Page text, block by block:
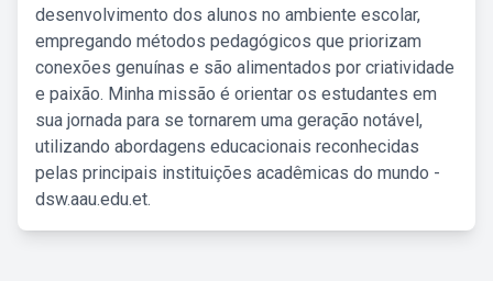
desenvolvimento dos alunos no ambiente escolar,
empregando métodos pedagógicos que priorizam
conexões genuínas e são alimentados por criatividade
e paixão. Minha missão é orientar os estudantes em
sua jornada para se tornarem uma geração notável,
utilizando abordagens educacionais reconhecidas
pelas principais instituições acadêmicas do mundo -
dsw.aau.edu.et.